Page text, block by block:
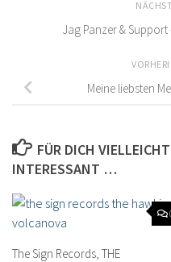
Jag Panzer & Support
Meine liebsten
FÜR DICH
INTERESSANT …
The Sign Records, THE